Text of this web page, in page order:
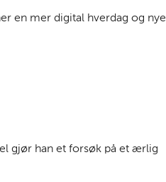
en mer digital hverdag og nye
gjør han et forsøk på et ærlig